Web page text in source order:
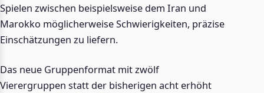
Spielen zwischen beispielsweise dem Iran und
Marokko möglicherweise Schwierigkeiten, präzise
Einschätzungen zu liefern.
Das neue Gruppenformat mit zwölf
Vierergruppen statt der bisherigen acht erhöht